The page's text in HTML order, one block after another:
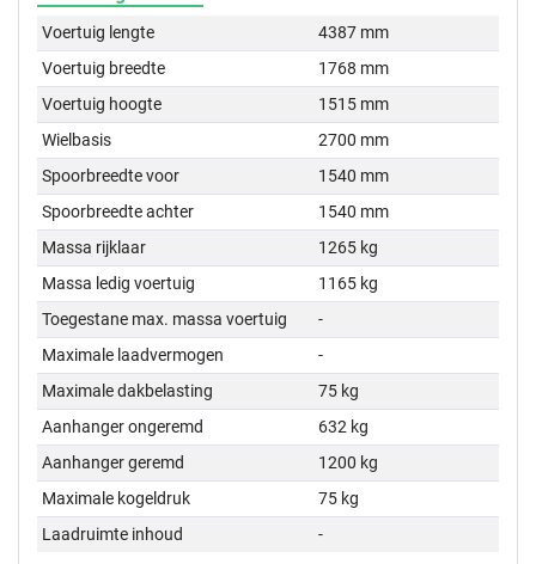
Voertuig lengte
4387 mm
Voertuig breedte
1768 mm
Voertuig hoogte
1515 mm
Wielbasis
2700 mm
Spoorbreedte voor
1540 mm
Spoorbreedte achter
1540 mm
Massa rijklaar
1265 kg
Massa ledig voertuig
1165 kg
Toegestane max. massa voertuig
-
Maximale laadvermogen
-
Maximale dakbelasting
75 kg
Aanhanger ongeremd
632 kg
Aanhanger geremd
1200 kg
Maximale kogeldruk
75 kg
Laadruimte inhoud
-